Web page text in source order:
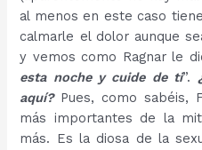
al menos en este caso
calmarle el dolor aunque
y vemos como Ragnar le
esta noche y cuide de ti”.
aquí?Pues, como sabéis,
más importantes de la
más. Es la diosa de la